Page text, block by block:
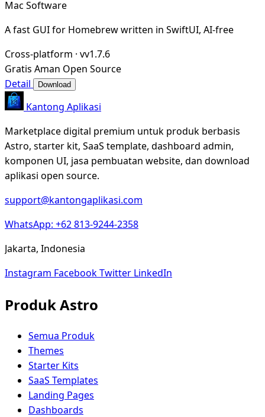
Mac Software
A fast GUI for Homebrew written in SwiftUI, AI-free
Cross-platform · vv1.7.6
Gratis Aman Open Source
Detail
Download
Kantong Aplikasi
Marketplace digital premium untuk produk berbasis
Astro, starter kit, SaaS template, dashboard admin,
komponen UI, jasa pembuatan website, dan download
aplikasi open source.
support@kantongaplikasi.com
WhatsApp: +62 813-9244-2358
Jakarta, Indonesia
Instagram FacebookTwitter LinkedIn
Produk Astro
Semua Produk
Themes
Starter Kits
SaaS Templates
Landing Pages
Dashboards